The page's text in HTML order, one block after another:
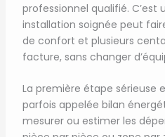
professionnel qualifié. C’est
installation soignée peut
de confort et plusieurs
facture, sans changer
La première étape sérieuse
parfois appelée bilan
mesurer ou estimer les